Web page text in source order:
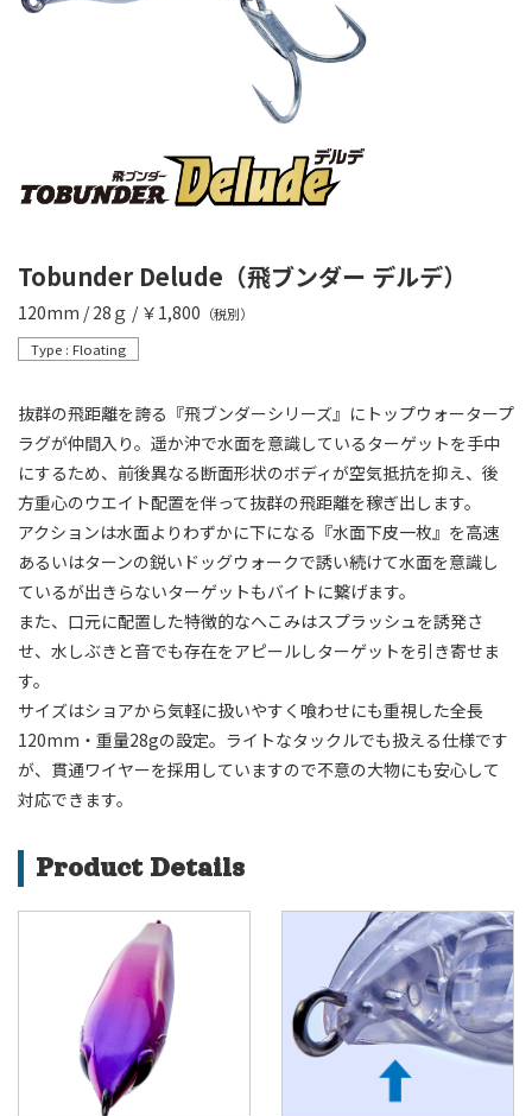
Tobunder Delude（飛ブンダー デルデ）
120mm / 28ｇ / ￥1,800 （税別）
Type : Floating
抜群の飛距離を誇る『飛ブンダーシリーズ』にトップウォータープ
ラグが仲間入り。遥か沖で水面を意識しているターゲットを手中
にするため、前後異なる断面形状のボディが空気抵抗を抑え、後
方重心のウエイト配置を伴って抜群の飛距離を稼ぎ出します。
アクションは水面よりわずかに下になる『水面下皮一枚』を高速
あるいはターンの鋭いドッグウォークで誘い続けて水面を意識し
ているが出きらないターゲットもバイトに繋げます。
また、口元に配置した特徴的なへこみはスプラッシュを誘発さ
せ、水しぶきと音でも存在をアピールしターゲットを引き寄せま
す。
サイズはショアから気軽に扱いやすく喰わせにも重視した全長
120mm・重量28gの設定。ライトなタックルでも扱える仕様です
が、貫通ワイヤーを採用していますので不意の大物にも安心して
対応できます。
Product Details